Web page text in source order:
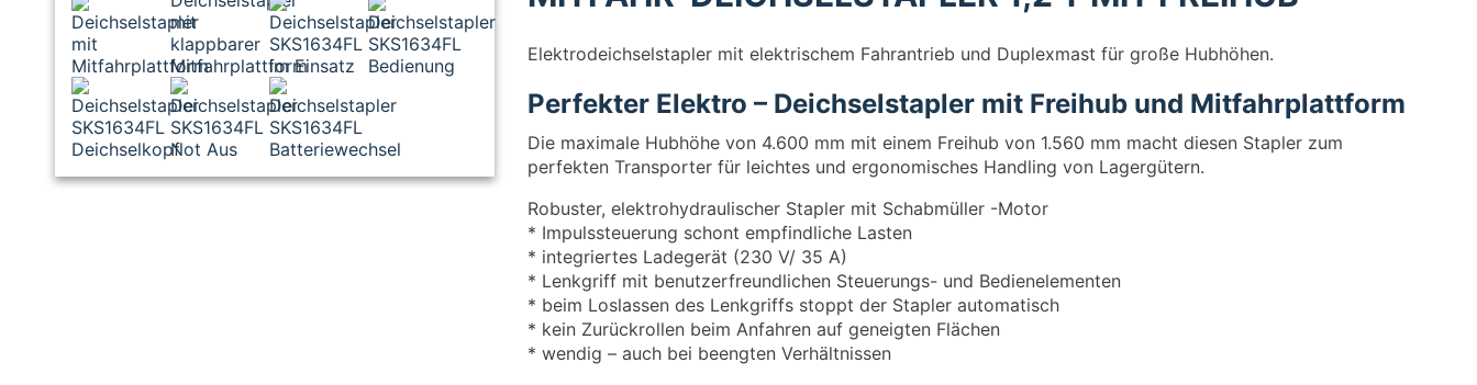
Elektrodeichselstapler mit elektrischem Fahrantrieb und Duplexmast für große Hubhöhen.
Perfekter Elektro – Deichselstapler mit Freihub und Mitfahrplattform
Die maximale Hubhöhe von 4.600 mm mit einem Freihub von 1.560 mm macht diesen Stapler zum
perfekten Transporter für leichtes und ergonomisches Handling von Lagergütern.
Robuster, elektrohydraulischer Stapler mit Schabmüller -Motor
* Impulssteuerung schont empfindliche Lasten
* integriertes Ladegerät (230 V/ 35 A)
* Lenkgriff mit benutzerfreundlichen Steuerungs- und Bedienelementen
* beim Loslassen des Lenkgriffs stoppt der Stapler automatisch
* kein Zurückrollen beim Anfahren auf geneigten Flächen
* wendig – auch bei beengten Verhältnissen